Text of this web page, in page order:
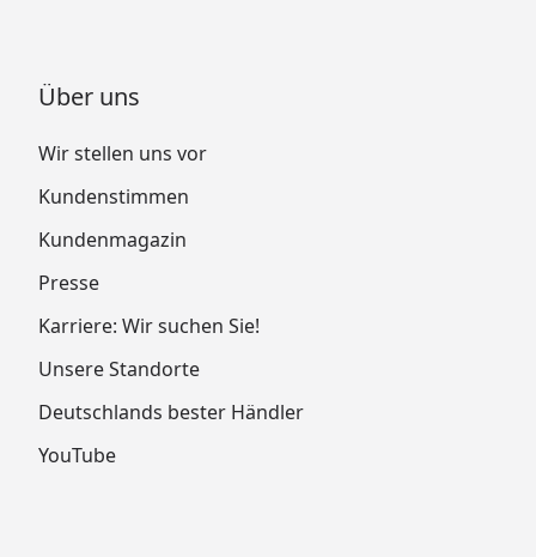
Über uns
Wir stellen uns vor
Kundenstimmen
Kundenmagazin
Presse
Karriere: Wir suchen Sie!
Unsere Standorte
Deutschlands bester Händler
YouTube